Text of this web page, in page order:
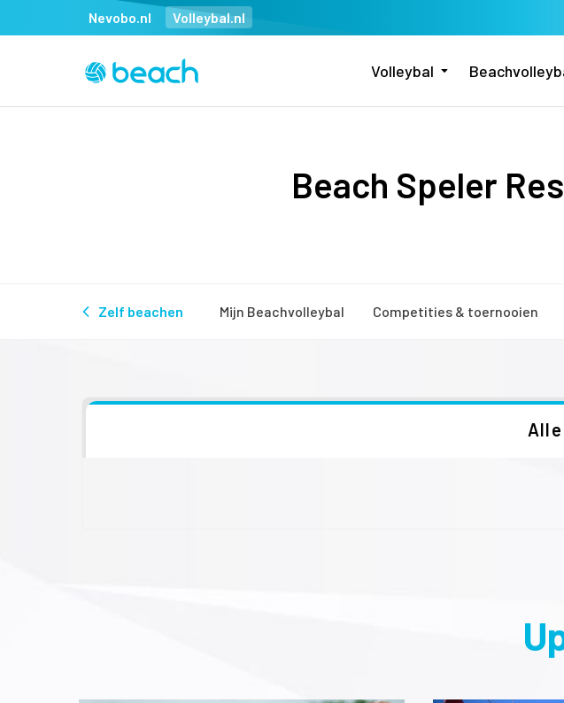
Nevobo.nl Volleybal.nl
Volleybal
Beach Speler
Zelf beachen Mijn Beachvolleybal Competities & toernooien